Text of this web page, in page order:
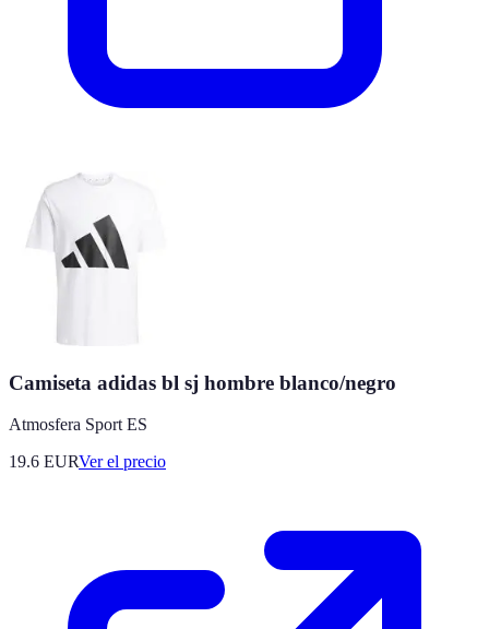
Camiseta adidas bl sj hombre blanco/negro
Atmosfera Sport ES
19.6 EURVer el precio